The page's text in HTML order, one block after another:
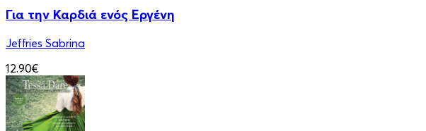
Για την Καρδιά ενός Εργένη
Jeffries Sabrina
12.90€